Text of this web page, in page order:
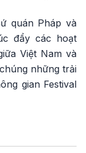
quán Pháp và
đẩy các hoạt
Việt Nam và
những trải
gian Festival